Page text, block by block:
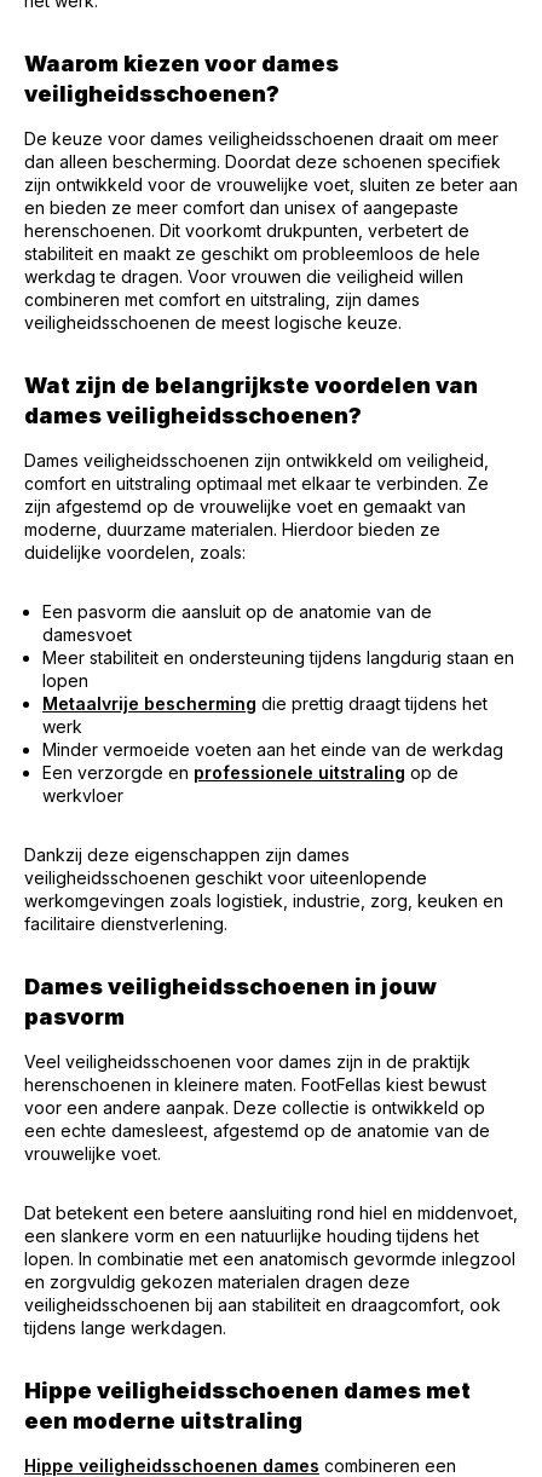
Waarom kiezen voor dames
veiligheidsschoenen?
De keuze voor dames veiligheidsschoenen draait om meer
dan alleen bescherming. Doordat deze schoenen specifiek
zijn ontwikkeld voor de vrouwelijke voet, sluiten ze beter aan
en bieden ze meer comfort dan unisex of aangepaste
herenschoenen. Dit voorkomt drukpunten, verbetert de
stabiliteit en maakt ze geschikt om probleemloos de hele
werkdag te dragen. Voor vrouwen die veiligheid willen
combineren met comfort en uitstraling, zijn dames
veiligheidsschoenen de meest logische keuze.
Wat zijn de belangrijkste voordelen van
dames veiligheidsschoenen?
Dames veiligheidsschoenen zijn ontwikkeld om veiligheid,
comfort en uitstraling optimaal met elkaar te verbinden. Ze
zijn afgestemd op de vrouwelijke voet en gemaakt van
moderne, duurzame materialen. Hierdoor bieden ze
duidelijke voordelen, zoals:
Een pasvorm die aansluit op de anatomie van de
damesvoet
Meer stabiliteit en ondersteuning tijdens langdurig staan en
lopen
Metaalvrije bescherming die prettig draagt tijdens het
werk
Minder vermoeide voeten aan het einde van de werkdag
Een verzorgde en professionele uitstraling op de
werkvloer
Dankzij deze eigenschappen zijn dames
veiligheidsschoenen geschikt voor uiteenlopende
werkomgevingen zoals logistiek, industrie, zorg, keuken en
facilitaire dienstverlening.
Dames veiligheidsschoenen in jouw
pasvorm
Veel veiligheidsschoenen voor dames zijn in de praktijk
herenschoenen in kleinere maten. FootFellas kiest bewust
voor een andere aanpak. Deze collectie is ontwikkeld op
een echte damesleest, afgestemd op de anatomie van de
vrouwelijke voet.
Dat betekent een betere aansluiting rond hiel en middenvoet,
een slankere vorm en een natuurlijke houding tijdens het
lopen. In combinatie met een anatomisch gevormde inlegzool
en zorgvuldig gekozen materialen dragen deze
veiligheidsschoenen bij aan stabiliteit en draagcomfort, ook
tijdens lange werkdagen.
Hippe veiligheidsschoenen dames met
een moderne uitstraling
Hippe veiligheidsschoenen dames combineren een